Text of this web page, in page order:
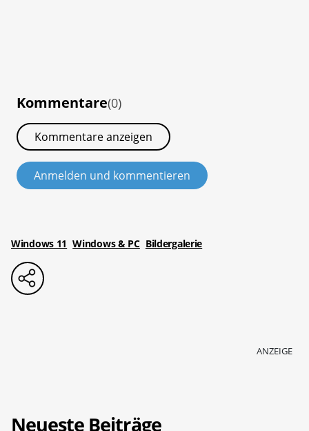
Kommentare(0)
Kommentare anzeigen
Anmelden und kommentieren
Windows 11 Windows & PC Bildergalerie
ANZEIGE
Neueste Beiträge